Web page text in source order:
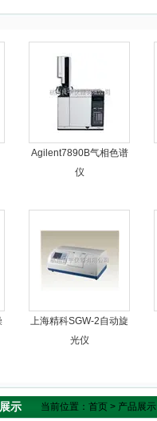
Agilent7890B气相色谱
仪
上海精科SGW-2自动旋
光仪
示 当前位置： 首页 > 产品展示